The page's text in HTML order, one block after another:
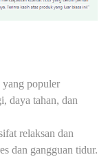
yang populer
daya tahan, dan
relaksan dan
dan gangguan tidur.